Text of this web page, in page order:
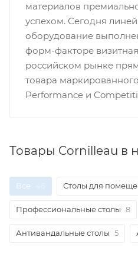
материалов
успехом. Сегодня
оборудование
форм-факторе
российском рынке
товара
Performance и
Товары Cornilleau в
Все Столы для
Профессиональные столы 8
Антивандальные столы 5